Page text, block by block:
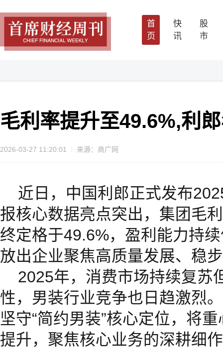
首
页
快
讯
股
市
毛利率提升至49.6%,利
2026-03-27 11:20:01 来源：商广网
近日，中国利郎正式发布
报核心数据亮点突出，集团毛
终定格于49.6%，盈利能力持
放出企业聚焦高质量发展、稳
2025年，消费市场持续复苏
性，男装行业竞争也日趋激烈
坚守“简约男装”核心定位，将
提升，聚焦核心业务的深耕细